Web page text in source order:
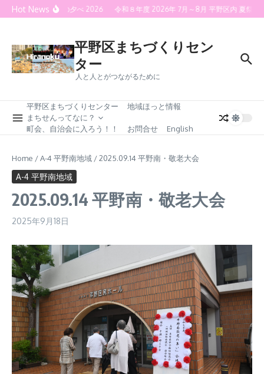
Skip to content
Hot News喜連灯火の夕べ 2026 令和８年度 2026年 7月～8月 平野区内 夏祭り
平野区まちづくりセン
ター
人と人とがつながるために
平野区まちづくりセンター
地域ほっと情報
まちせんってなに？
町会、自治会に入ろう！！
お問合せ English
Home /A-4 平野南地域 /2025.09.14 平野南・敬老大会
A-4 平野南地域
2025.09.14 平野南・敬老大会
2025年9月18日